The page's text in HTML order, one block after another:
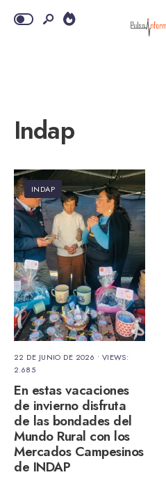
Indap
INDAP
22 DE JUNIO DE 2026 • VIEWS:
2.685
En estas vacaciones
de invierno disfruta
de las bondades del
Mundo Rural con los
Mercados Campesinos
de INDAP